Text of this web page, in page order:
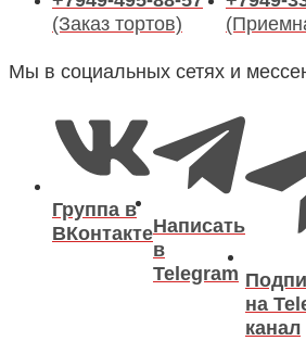
(Заказ тортов)
Мы в социальных сетях и
Группа в
ВКонтактеНаписать
в
Telegram
на
канал